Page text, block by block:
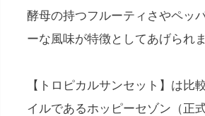
酵母の持つフルーティさやペッ
ーな風味が特徴としてあげられま
【トロピカルサンセット】は比
イルであるホッピーセゾン（正